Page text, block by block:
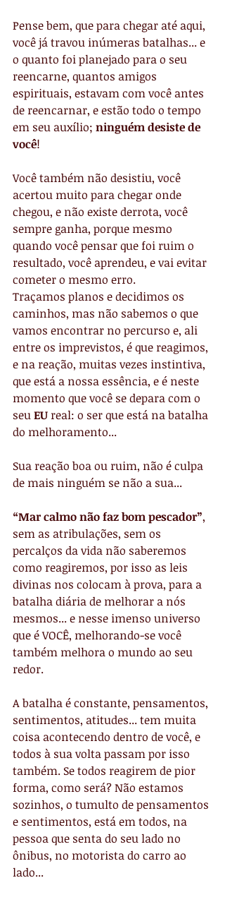
Pense bem, que para chegar até aqui,
você já travou inúmeras batalhas... e
o quanto foi planejado para o seu
reencarne, quantos amigos
espirituais, estavam com você antes
de reencarnar, e estão todo o tempo
em seu auxílio; ninguém desiste de
você!
Você também não desistiu, você
acertou muito para chegar onde
chegou, e não existe derrota, você
sempre ganha, porque mesmo
quando você pensar que foi ruim o
resultado, você aprendeu, e vai evitar
cometer o mesmo erro.
Traçamos planos e decidimos os
caminhos, mas não sabemos o que
vamos encontrar no percurso e, ali
entre os imprevistos, é que reagimos,
e na reação, muitas vezes instintiva,
que está a nossa essência, e é neste
momento que você se depara com o
seu EU real: o ser que está na batalha
do melhoramento...
Sua reação boa ou ruim, não é culpa
de mais ninguém se não a sua...
“Mar calmo não faz bom pescador”,
sem as atribulações, sem os
percalços da vida não saberemos
como reagiremos, por isso as leis
divinas nos colocam à prova, para a
batalha diária de melhorar a nós
mesmos... e nesse imenso universo
que é VOCÊ, melhorando-se você
também melhora o mundo ao seu
redor.
A batalha é constante, pensamentos,
sentimentos, atitudes... tem muita
coisa acontecendo dentro de você, e
todos à sua volta passam por isso
também. Se todos reagirem de pior
forma, como será? Não estamos
sozinhos, o tumulto de pensamentos
e sentimentos, está em todos, na
pessoa que senta do seu lado no
ônibus, no motorista do carro ao
lado...